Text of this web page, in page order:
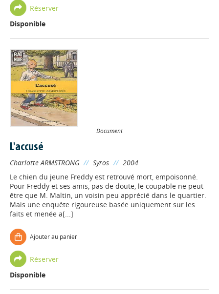
Réserver
Disponible
Document
L'accusé
Charlotte ARMSTRONG // Syros // 2004
Le chien du jeune Freddy est retrouvé mort, empoisonné.
Pour Freddy et ses amis, pas de doute, le coupable ne peut
être que M. Maltin, un voisin peu apprécié dans le quartier.
Mais une enquête rigoureuse basée uniquement sur les
faits et menée a[...]
Ajouter au panier
Réserver
Disponible